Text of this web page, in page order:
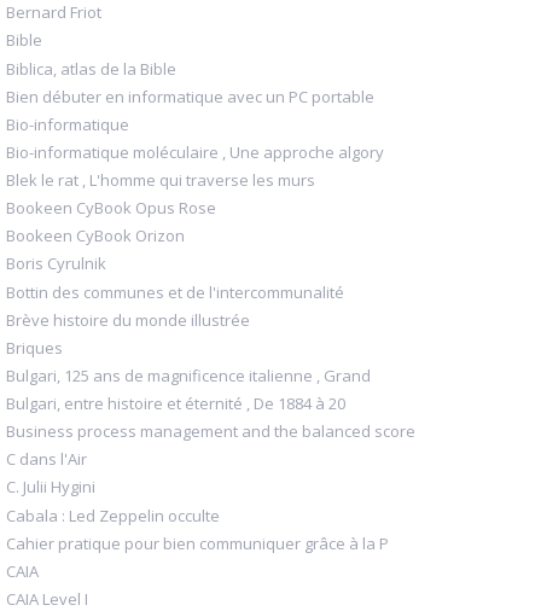
Bernard Friot
Bible
Biblica, atlas de la Bible
Bien débuter en informatique avec un PC portable
Bio-informatique
Bio-informatique moléculaire , Une approche algory
Blek le rat , L'homme qui traverse les murs
Bookeen CyBook Opus Rose
Bookeen CyBook Orizon
Boris Cyrulnik
Bottin des communes et de l'intercommunalité
Brève histoire du monde illustrée
Briques
Bulgari, 125 ans de magnificence italienne , Grand
Bulgari, entre histoire et éternité , De 1884 à 20
Business process management and the balanced score
C dans l'Air
C. Julii Hygini
Cabala : Led Zeppelin occulte
Cahier pratique pour bien communiquer grâce à la P
CAIA
CAIA Level I